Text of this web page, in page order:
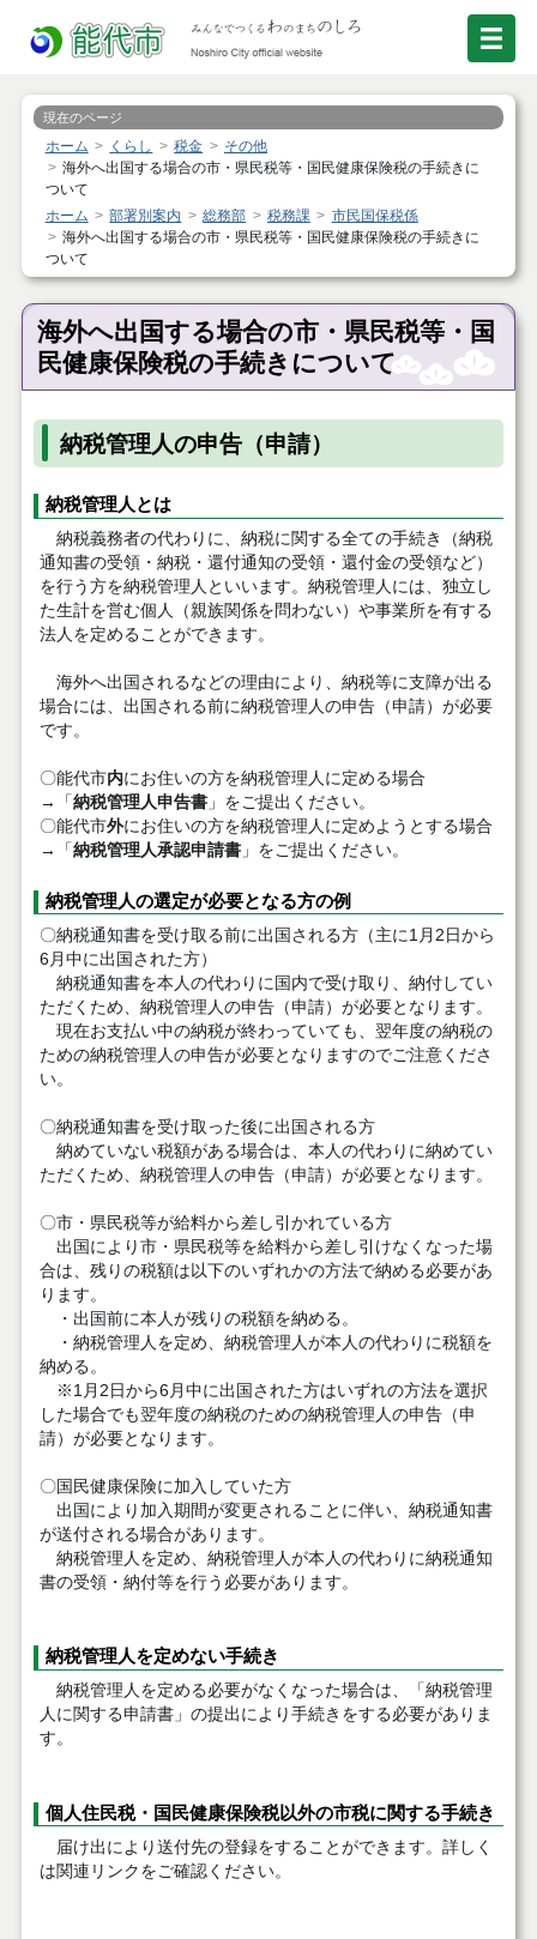
現在のページ
ホーム くらし 税金
その他
海外へ出国する場合の市・県民税等・国民健康保険税の手続きに
ついて
ホーム
部署別案内 総務部 税務課
市民国保税係
海外へ出国する場合の市・県民税等・国民健康保険税の手続きに
ついて
海外へ出国する場合の市・県民税等・国
民健康保険税の手続きについて
納税管理人の申告（申請）
納税管理人とは
納税義務者の代わりに、納税に関する全ての手続き（納税
通知書の受領・納税・還付通知の受領・還付金の受領など）
を行う方を納税管理人といいます。納税管理人には、独立し
た生計を営む個人（親族関係を問わない）や事業所を有する
法人を定めることができます。
海外へ出国されるなどの理由により、納税等に支障が出る
場合には、出国される前に納税管理人の申告（申請）が必要
です。
〇能代市内にお住いの方を納税管理人に定める場合
→「 納税管理人申告書」をご提出ください。
〇能代市外にお住いの方を納税管理人に定めようとする場合
→「 納税管理人承認申請書」をご提出ください。
納税管理人の選定が必要となる方の例
〇納税通知書を受け取る前に出国される方（主に1月2日から
6月中に出国された方）
納税通知書を本人の代わりに国内で受け取り、納付してい
ただくため、納税管理人の申告（申請）が必要となります。
現在お支払い中の納税が終わっていても、翌年度の納税の
ための納税管理人の申告が必要となりますのでご注意くださ
い。
〇納税通知書を受け取った後に出国される方
納めていない税額がある場合は、本人の代わりに納めてい
ただくため、納税管理人の申告（申請）が必要となります。
〇市・県民税等が給料から差し引かれている方
出国により市・県民税等を給料から差し引けなくなった場
合は、残りの税額は以下のいずれかの方法で納める必要があ
ります。
・出国前に本人が残りの税額を納める。
・納税管理人を定め、納税管理人が本人の代わりに税額を
納める。
※1月2日から6月中に出国された方はいずれの方法を選択
した場合でも翌年度の納税のための納税管理人の申告（申
請）が必要となります。
〇国民健康保険に加入していた方
出国により加入期間が変更されることに伴い、納税通知書
が送付される場合があります。
納税管理人を定め、納税管理人が本人の代わりに納税通知
書の受領・納付等を行う必要があります。
納税管理人を定めない手続き
納税管理人を定める必要がなくなった場合は、「納税管理
人に関する申請書」の提出により手続きをする必要がありま
す。
個人住民税・国民健康保険税以外の市税に関する手続き
届け出により送付先の登録をすることができます。詳しく
は関連リンクをご確認ください。